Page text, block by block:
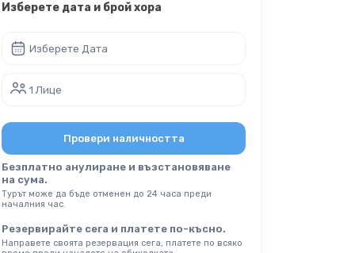
Изберете дата и брой хора
Изберете Дата
1 Лице
Провери наличността
Безплатно анулиране и възстановяване
на сума.
Турът може да бъде отменен до 24 часа преди
началния час.
Резервирайте сега и платете по-късно.
Направете своята резервация сега, платете по всяко